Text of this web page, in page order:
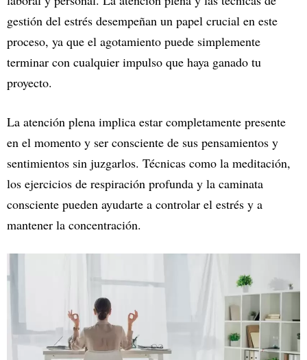
gestión del estrés desempeñan un papel crucial en este
proceso, ya que el agotamiento puede simplemente
terminar con cualquier impulso que haya ganado tu
proyecto.
La atención plena implica estar completamente presente
en el momento y ser consciente de sus pensamientos y
sentimientos sin juzgarlos. Técnicas como la meditación,
los ejercicios de respiración profunda y la caminata
consciente pueden ayudarte a controlar el estrés y a
mantener la concentración.